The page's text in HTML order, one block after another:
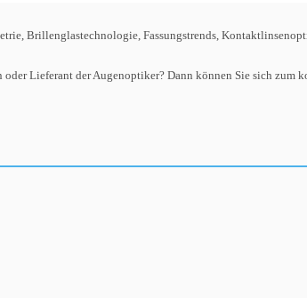
Brillenglastechnologie, Fassungstrends,
Lieferant der Augenoptiker? Dann können Sie sich zum